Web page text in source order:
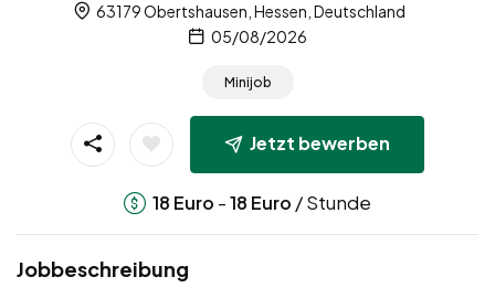
63179 Obertshausen, Hessen, Deutschland
05/08/2026
Minijob
Jetzt bewerben
18 Euro -18 Euro / Stunde
Jobbeschreibung